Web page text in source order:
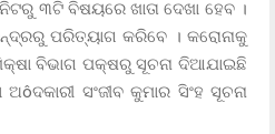
୩ଟି ବିଷୟରେ ଖାତା ଦେଖା ହେବ ।
ପରିତ୍ୟାଗ କରିବେ । କରୋନାକୁ
ବିଭାଗ ପକ୍ଷରୁ ସୂଚନା ଦିଆଯାଇଛି
ସଂଜୀବ କୁମାର ସିଂହ ସୂଚନା